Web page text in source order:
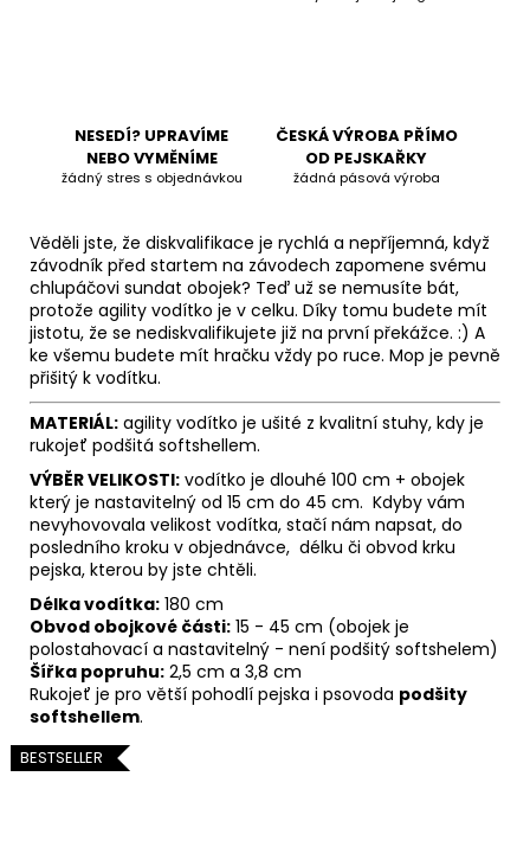
NESEDÍ? UPRAVÍME
NEBO VYMĚNÍME
žádný stres s objednávkou
ČESKÁ VÝROBA PŘÍMO
OD PEJSKAŘKY
žádná pásová výroba
Věděli jste, že diskvalifikace je rychlá a nepříjemná, když
závodník před startem na závodech zapomene svému
chlupáčovi sundat obojek? Teď už se nemusíte bát,
protože agility vodítko je v celku. Díky tomu budete mít
jistotu, že se nediskvalifikujete již na první překážce. :) A
ke všemu budete mít hračku vždy po ruce. Mop je pevně
přišitý k vodítku.
MATERIÁL: agility vodítko je ušité z kvalitní stuhy, kdy je
rukojeť podšitá softshellem.
VÝBĚR VELIKOSTI: vodítko je dlouhé 100 cm + obojek
který je nastavitelný od 15 cm do 45 cm. Kdyby vám
nevyhovovala velikost vodítka, stačí nám napsat, do
posledního kroku v objednávce, délku či obvod krku
pejska, kterou by jste chtěli.
Délka vodítka: 180 cm
Obvod obojkové části: 15 - 45 cm (obojek je
polostahovací a nastavitelný - není podšitý softshelem)
Šířka popruhu: 2,5 cm a 3,8 cm
Rukojeť je pro větší pohodlí pejska i psovoda podšity
softshellem.
BESTSELLER